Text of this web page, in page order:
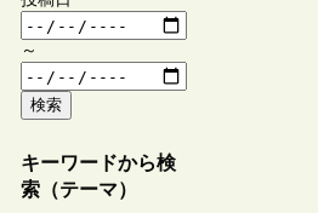
～
検索
キーワードから検
索（テーマ）